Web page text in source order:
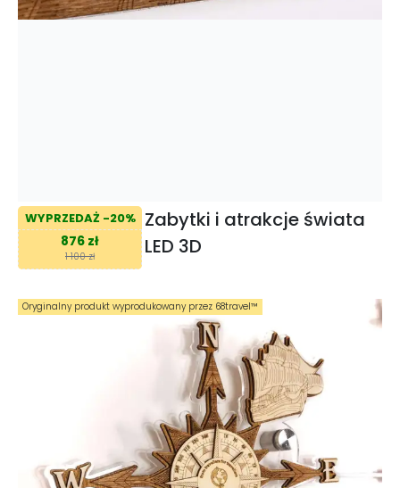
WYPRZEDAŻ -20%
876 zł
1 100 zł
Zabytki i atrakcje świata
LED 3D
Oryginalny produkt wyprodukowany przez 68travel™️